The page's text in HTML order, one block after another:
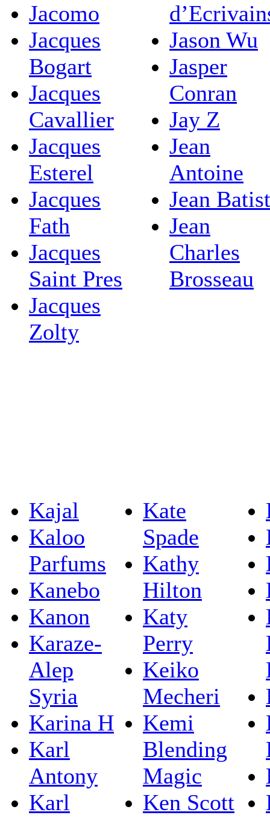
Jacomo
Jacques
Bogart
Jacques
Cavallier
Jacques
Esterel
Jacques
Fath
Jacques
Saint Pres
Jacques
Zolty
Jason Wu
Jasper
Conran
Jay Z
Jean
Antoine
Jean Batist
Jean
Charles
Brosseau
Kajal
Kaloo
Parfums
Kanebo
Kanon
Karaze-
Alep
Syria
Karina H
Karl
Antony
Karl
Kate
Spade
Kathy
Hilton
Katy
Perry
Keiko
Mecheri
Kemi
Blending
Magic
Ken Scott